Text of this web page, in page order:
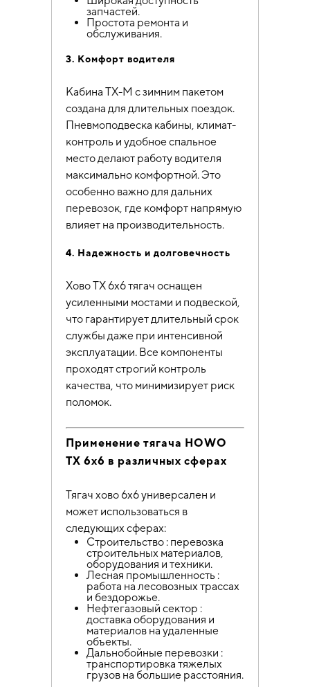
запчастей.
Простота ремонта и
обслуживания.
3. Комфорт водителя
Кабина TX-M с зимним пакетом
создана для длительных поездок.
Пневмоподвеска кабины, климат-
контроль и удобное спальное
место делают работу водителя
максимально комфортной. Это
особенно важно для дальних
перевозок, где комфорт напрямую
влияет на производительность.
4. Надежность и долговечность
Хово ТХ 6х6 тягач оснащен
усиленными мостами и подвеской,
что гарантирует длительный срок
службы даже при интенсивной
эксплуатации. Все компоненты
проходят строгий контроль
качества, что минимизирует риск
поломок.
Применение тягача HOWO
TX 6х6 в различных сферах
Тягач хово 6х6 универсален и
может использоваться в
следующих сферах:
Строительство : перевозка
строительных материалов,
оборудования и техники.
Лесная промышленность :
работа на лесовозных трассах
и бездорожье.
Нефтегазовый сектор :
доставка оборудования и
материалов на удаленные
объекты.
Дальнобойные перевозки :
транспортировка тяжелых
грузов на большие расстояния.